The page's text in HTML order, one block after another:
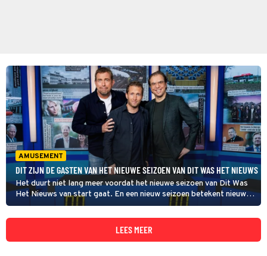
AMUSEMENT
DIT ZIJN DE GASTEN VAN HET NIEUWE SEIZOEN VAN DIT WAS HET NIEUWS
Het duurt niet lang meer voordat het nieuwe seizoen van Dit Was
Het Nieuws van start gaat. En een nieuw seizoen betekent nieuwe
gasten! AVROTROS heeft vandaag de gasten van de nieuwe reeks
onthuld.
LEES MEER